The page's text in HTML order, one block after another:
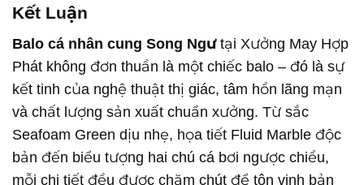
Kết Luận
Balo cá nhân cung Song Ngưtại Xưởng May Hợp
Phát không đơn thuần là một chiếc balo – đó là sự
kết tinh của nghệ thuật thị giác, tâm hồn lãng mạn
và chất lượng sản xuất chuẩn xưởng. Từ sắc
Seafoam Green dịu nhẹ, họa tiết Fluid Marble độc
bản đến biểu tượng hai chú cá bơi ngược chiều,
mỗi chi tiết đều được chăm chút để tôn vinh bản